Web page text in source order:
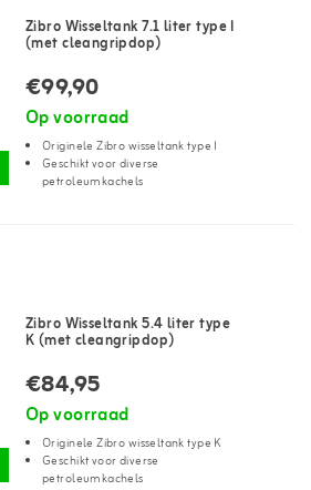
Zibro Wisseltank 7.1 liter type I
(met cleangripdop)
€99,90
Op voorraad
Originele Zibro wisseltank type I
Geschikt voor diverse
petroleumkachels
Zibro Wisseltank 5.4 liter type
K (met cleangripdop)
€84,95
Op voorraad
Originele Zibro wisseltank type K
Geschikt voor diverse
petroleumkachels